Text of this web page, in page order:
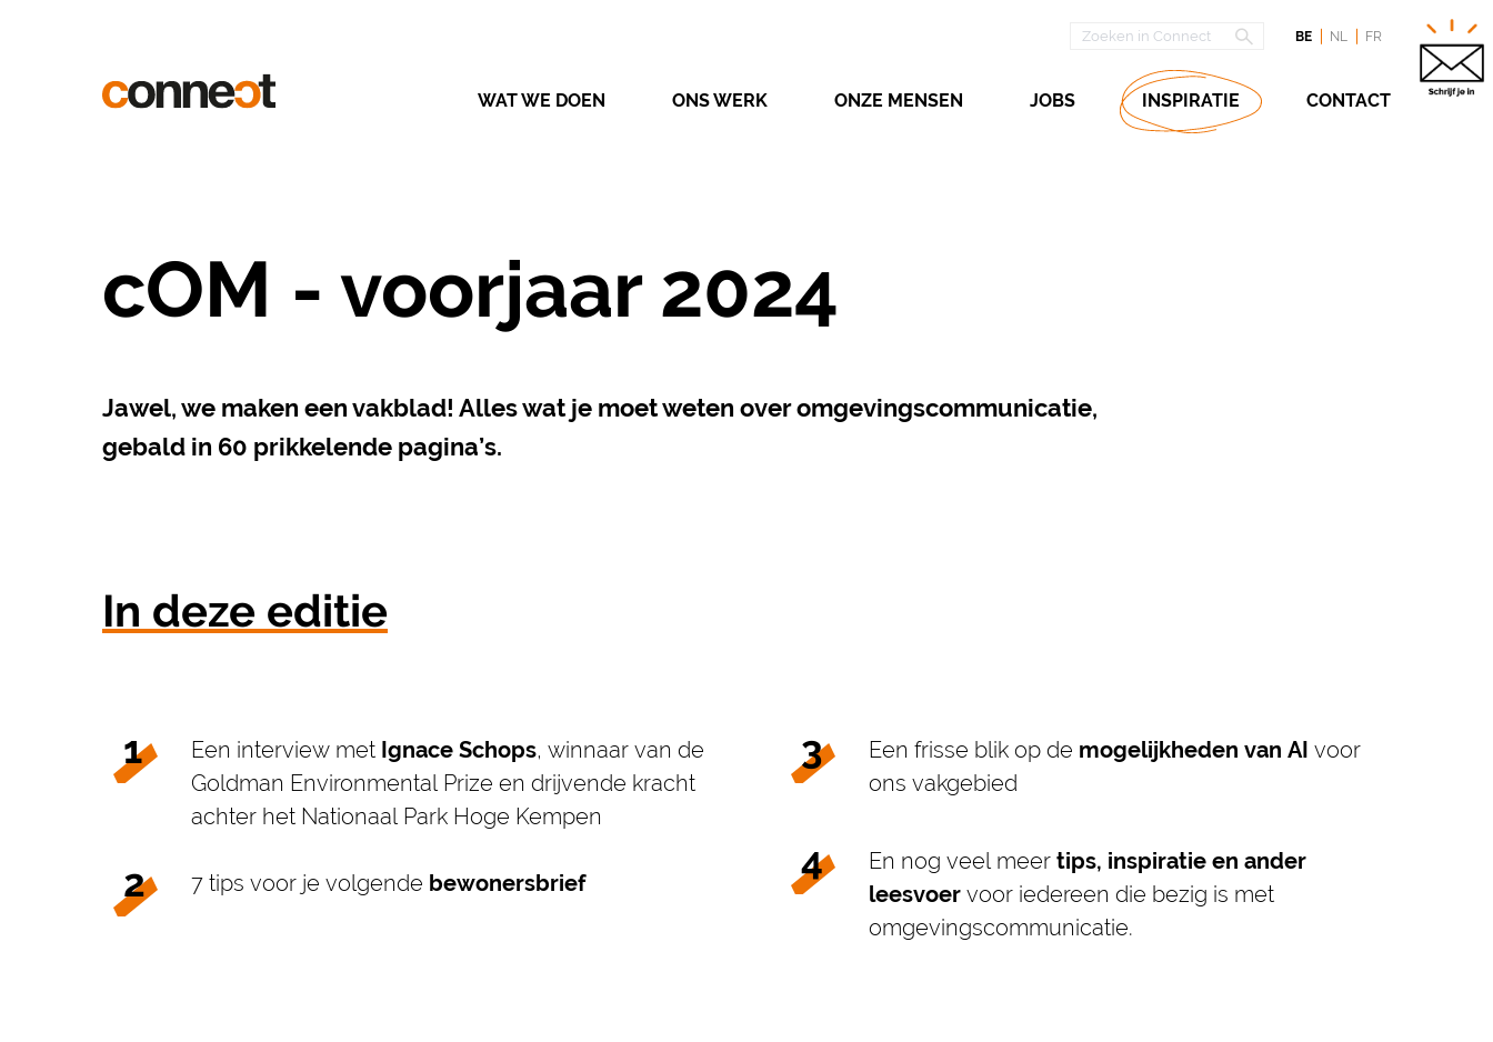
BE NL FR
WAT WE DOEN ONS WERK ONZE MENSEN JOBS INSPIRATIE CONTACT
cOM - voorjaar 2024
Jawel, we maken een vakblad! Alles wat je moet weten over omgevingscommunicatie,
gebald in 60 prikkelende pagina’s.
In deze editie
Een interview met Ignace Schops, winnaar van de
Goldman Environmental Prize en drijvende kracht
achter het Nationaal Park Hoge Kempen
7 tips voor je volgende bewonersbrief
Een frisse blik op de mogelijkheden van AI voor
ons vakgebied
En nog veel meer tips, inspiratie en ander
leesvoer voor iedereen die bezig is met
omgevingscommunicatie.